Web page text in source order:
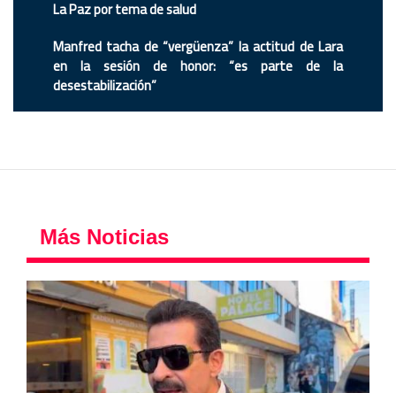
La Paz por tema de salud
Manfred tacha de “vergüenza” la actitud de Lara
en la sesión de honor: “es parte de la
desestabilización”
Más Noticias